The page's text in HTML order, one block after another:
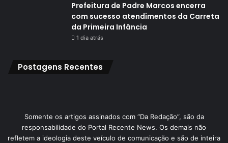
Prefeitura de Padre Marcos encerra
com sucesso atendimentos da Carreta
da Primeira Infância
1 dia atrás
Postagens Recentes
Somente os artigos assinados com “Da Redação”, são da
responsabilidade do Portal Recente News. Os demais não
refletem a ideologia deste veículo de comunicação e são de inteira